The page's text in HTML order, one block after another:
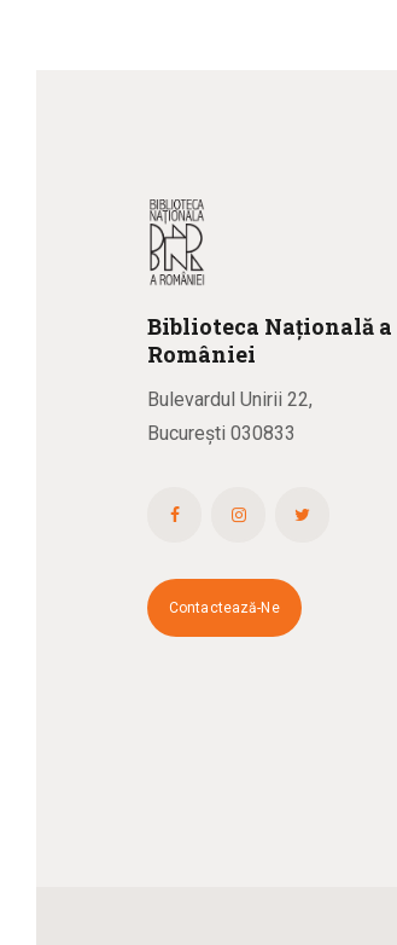
Biblioteca Națională a
României
Bulevardul Unirii 22,
București 030833
Contactează-Ne